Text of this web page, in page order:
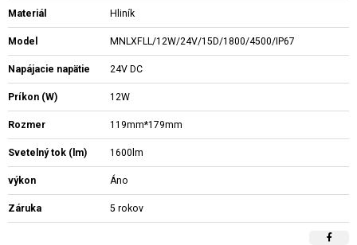
Materiál Hliník
Model MNLXFLL/12W/24V/15D/1800/4500/IP67
Napájacie napätie 24V DC
Príkon (W) 12W
Rozmer 119mm*179mm
Svetelný tok (lm) 1600lm
výkon Áno
Záruka 5 rokov